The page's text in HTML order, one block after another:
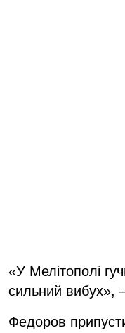
«У Мелітополі
сильний вибух»,
Федоров